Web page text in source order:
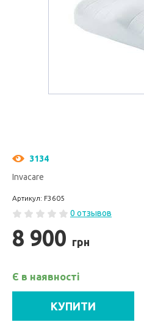
3134
Invacare
Артикул: F3605
0 отзывов
8 900 грн
Є в наявності
КУПИТИ